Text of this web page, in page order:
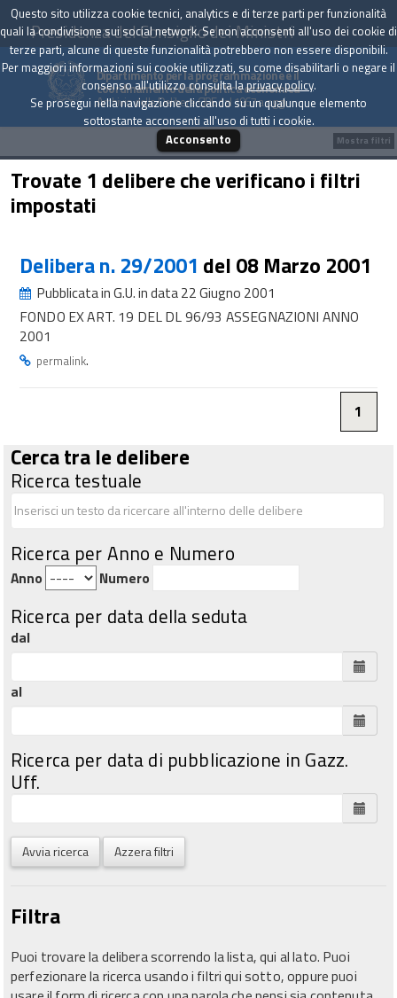
Presidenza del Consiglio dei Ministri
Dipartimento per la programmazione e il
coordinamento della politica economica
Archivio delle Delibere CIPE dal 1967 a oggi
Trovate 1 delibere che verificano i filtri
impostati
Delibera n. 29/2001 del 08 Marzo 2001
Pubblicata in G.U. in data 22 Giugno 2001
FONDO EX ART. 19 DEL DL 96/93 ASSEGNAZIONI ANNO
2001
permalink.
1
Cerca tra le delibere
Ricerca testuale
Ricerca per Anno e Numero
Anno Numero
Ricerca per data della seduta
dal
al
Ricerca per data di pubblicazione in Gazz.
Uff.
Avvia ricerca Azzera filtri
Filtra
Puoi trovare la delibera scorrendo la lista, qui al lato. Puoi
perfezionare la ricerca usando i filtri qui sotto, oppure puoi
Mostra filtri
Questo sito utilizza cookie tecnici, analytics e di terze parti per funzionalità
quali la condivisione sui social network. Se non acconsenti all'uso dei cookie di
terze parti, alcune di queste funzionalità potrebbero non essere disponibili.
Per maggiori informazioni sui cookie utilizzati, su come disabilitarli o negare il
consenso all'utilizzo consulta laprivacy policy.
Se prosegui nella navigazione cliccando su un qualunque elemento
sottostante acconsenti all'uso di tutti i cookie.
Acconsento